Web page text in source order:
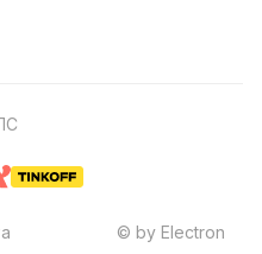
© by Electron